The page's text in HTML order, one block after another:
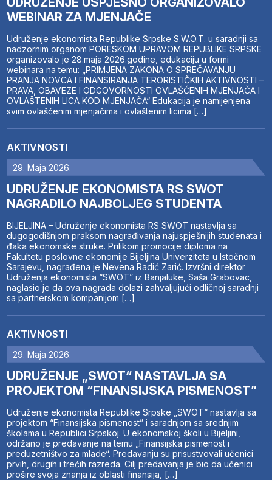
WEBINAR ZA MJENJAČE
Udruženje ekonomista Republike Srpske S.W.O.T. u saradnji sa
nadzornim organom PORESKOM UPRAVOM REPUBLIKE SRPSKE
organizovalo je 28.maja 2026.godine, edukaciju u formi
webinara na temu: „PRIMJENA ZAKONA O SPREČAVANJU
PRANJA NOVCA I FINANSIRANJA TERORISTIČKIH AKTIVNOSTI –
PRAVA, OBAVEZE I ODGOVORNOSTI OVLAŠĆENIH MJENJAČA I
OVLAŠTENIH LICA KOD MJENJAČA“ Edukacija je namijenjena
svim ovlašćenim mjenjačima i ovlaštenim licima […]
AKTIVNOSTI
29. Maja 2026.
UDRUŽENJE EKONOMISTA RS SWOT
NAGRADILO NAJBOLJEG STUDENTA
BIJELJINA – Udruženje ekonomista RS SWOT nastavlja sa
dugogodišnjom praksom nagrađivanja najuspješnijih studenata i
đaka ekonomske struke. Prilikom promocije diploma na
Fakultetu poslovne ekonomije Bijeljina Univerziteta u Istočnom
Sarajevu, nagrađena je Nevena Radić Zarić. Izvršni direktor
Udruženja ekonomista “SWOT” iz Banjaluke, Saša Grabovac,
naglasio je da ova nagrada dolazi zahvaljujući odličnoj saradnji
sa partnerskom kompanijom […]
AKTIVNOSTI
29. Maja 2026.
UDRUŽENJE „SWOT“ NASTAVLJA SA
PROJEKTOM “FINANSIJSKA PISMENOST”
Udruženje ekonomista Republike Srpske „SWOT“ nastavlja sa
projektom “Finansijska pismenost” i saradnjom sa srednjim
školama u Republici Srpskoj. U ekonomskoj školi u Bijeljini,
održano je predavanje na temu „Finansijska pismenost i
preduzetništvo za mlade“. Predavanju su prisustvovali učenici
prvih, drugih i trećih razreda. Cilj predavanja je bio da učenici
prošire svoja znanja iz oblasti finansija, […]